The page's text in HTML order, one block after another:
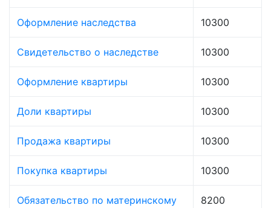
Оформление наследства 10300
Свидетельство о наследстве 10300
Оформление квартиры 10300
Доли квартиры 10300
Продажа квартиры 10300
Покупка квартиры 10300
Обязательство по материнскому
8200